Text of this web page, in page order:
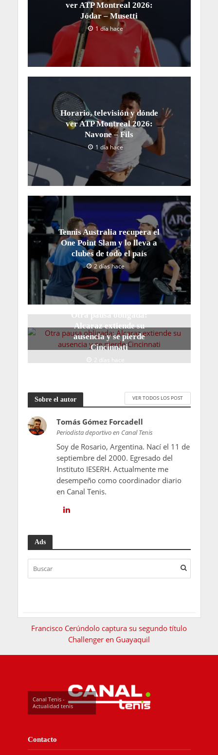
ver ATP Montreal 2026:
Jódar – Musetti
1 día hace
Horario, televisión y dónde
ver ATP Montreal 2026:
Navone – Fils
1 día hace
Tennis Australia recupera el
One Point Slam y lo lleva a
clubes de todo el país
2 días hace
Otra pausa obligada:
Alcaraz extiende su
ausencia y se pierde
Cincinnati
2 días hace
Sobre el autor VER TODOS LOS POST
Tomás Gómez Forcadell
Periodista deportivo en Canal Tenis
Soy de Rosario, Argentina. Nací el 11 de
septiembre del 2000. Egresado del
Instituto IESERH. Actualmente me
desempeño como coordinador diario
en Canal Tenis.
Ads
Francisco Cerúndolo captura su segundo título
Challenger en Guayaquil
Canal Tenis -
Actualidad tenis
Contacto